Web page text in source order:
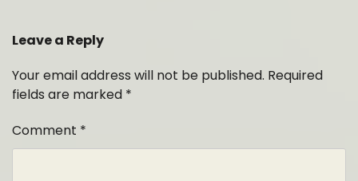
Leave a Reply
Your email address will not be published. Required
fields are marked *
Comment *